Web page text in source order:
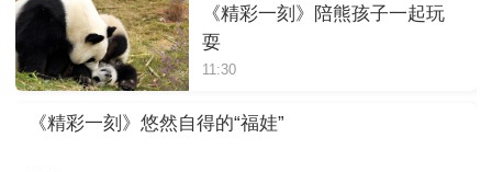
《精彩一刻》陪熊孩子一起玩
耍
11:30
《精彩一刻》悠然自得的“福娃”